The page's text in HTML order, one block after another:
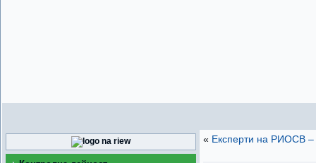
« Експерти на РИОСВ